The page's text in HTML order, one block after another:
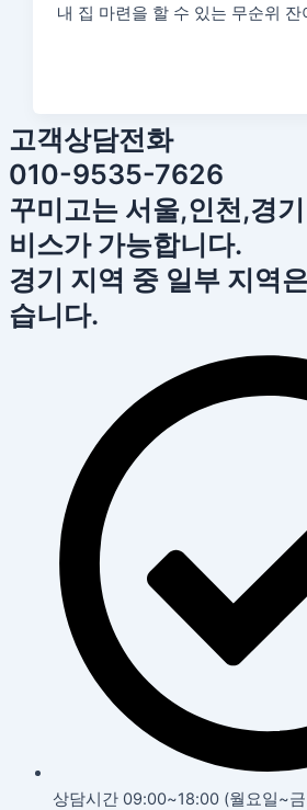
내 집 마련을 할 수 있는 무순위
고객상담전화
010-9535-7626
꾸미고는 서울,인천,경
비스가 가능합니다.
경기 지역 중 일부 지역
습니다.
상담시간 09:00~18:00 (월요일~